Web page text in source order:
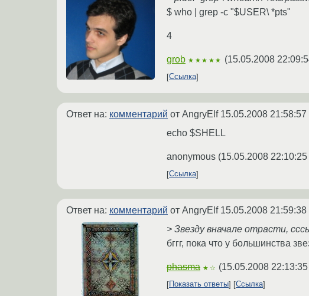
$ who | grep -c "$USER\ *pts"
4
grob ★★★★★ (15.05.2008
Ссылка
Ответ на: комментарий от AngryElf 15.05.2008 21:58:57
echo $SHELL
anonymous (15.05.2008
Ссылка
Ответ на: комментарий от AngryElf 15.05.2008 21:59:38
> Звезду вначале отрасти,
бггг, пока что у большинства
phasma ★☆ (15.05.2008
Показать ответы Ссылка